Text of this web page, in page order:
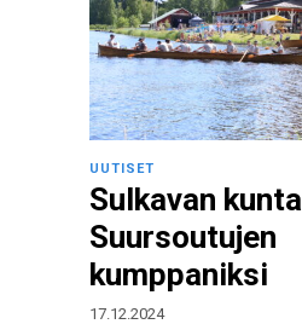
UUTISET
Sulkavan kunta
Suursoutujen
kumppaniksi
17.12.2024